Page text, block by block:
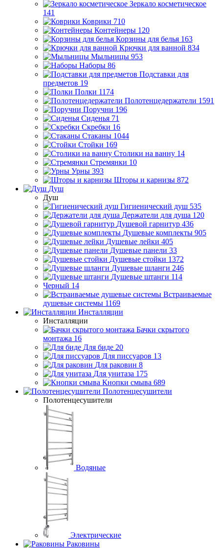
Зеркало косметическое
141
Коврики 710
Контейнеры 120
Корзины для белья 163
Крючки для ванной 834
Мыльницы 953
Наборы 86
Подставки для
предметов 19
Полки 1174
Полотенцедержатели 1591
Поручни 196
Сиденья 71
Скребки 16
Стаканы 1044
Стойки 169
Столики на ванну 14
Стремянки 10
Урны 393
Шторы и карнизы 872
Душ
Душ
Гигиенический душ 535
Держатели для душа 120
Душевой гарнитур 436
Душевые комплекты 905
Душевые лейки 405
Душевые панели 33
Душевые стойки 1372
Душевые шланги 246
Душевые штанги 114
Черный 14
Встраиваемые
душевые системы 1169
Инсталляции
Инсталляции
Бачки скрытого
монтажа 16
Для биде 20
Для писсуаров 13
Для раковин 8
Для унитаза 175
Кнопки смыва 689
Полотенцесушители
Полотенцесушители
Водяные
Электрические
Раковины